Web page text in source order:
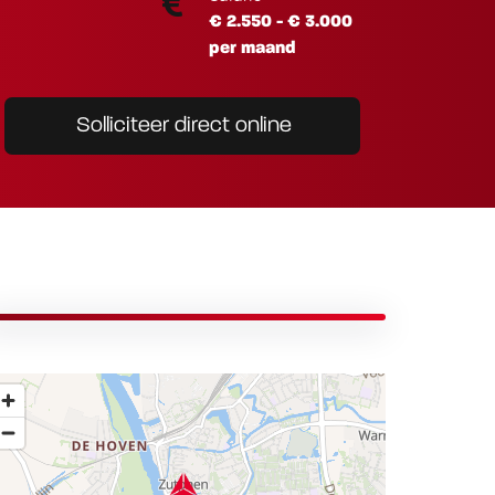
€ 2.550 - € 3.000
per maand
Solliciteer direct online